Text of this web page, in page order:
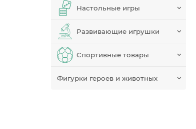
Настольные игры
Развивающие игрушки
Спортивные товары
Фигурки героев и животных